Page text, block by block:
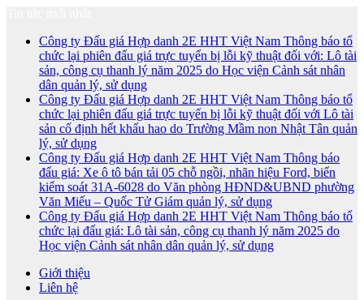
Công ty Đấu giá Hợp danh 2E HHT Việt Nam Thông báo tổ
chức lại phiên đấu giá trực tuyến bị lỗi kỹ thuật đối với: Lô tài
sản, công cụ thanh lý năm 2025 do Học viện Cảnh sát nhân
dân quản lý, sử dụng
Công ty Đấu giá Hợp danh 2E HHT Việt Nam Thông báo tổ
chức lại phiên đấu giá trực tuyến bị lỗi kỹ thuật đối với Lô tài
sản cố định hết khấu hao do Trường Mầm non Nhật Tân quản
lý, sử dụng
Công ty Đấu giá Hợp danh 2E HHT Việt Nam Thông báo
đấu giá: Xe ô tô bán tải 05 chỗ ngồi, nhãn hiệu Ford, biển
kiểm soát 31A-6028 do Văn phòng HĐND&UBND phường
Văn Miếu – Quốc Tử Giám quản lý, sử dụng
Công ty Đấu giá Hợp danh 2E HHT Việt Nam Thông báo tổ
chức lại đấu giá: Lô tài sản, công cụ thanh lý năm 2025 do
Học viện Cảnh sát nhân dân quản lý, sử dụng
Giới thiệu
Liên hệ